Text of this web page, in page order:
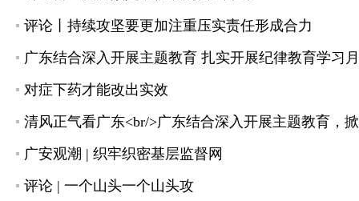
评论丨持续攻坚要更加注重压实责任形成合力
广东结合深入开展主题教育 扎实开展纪律教育学习
对症下药才能改出实效
广安观潮 | 织牢织密基层监督网
评论 | 一个山头一个山头攻